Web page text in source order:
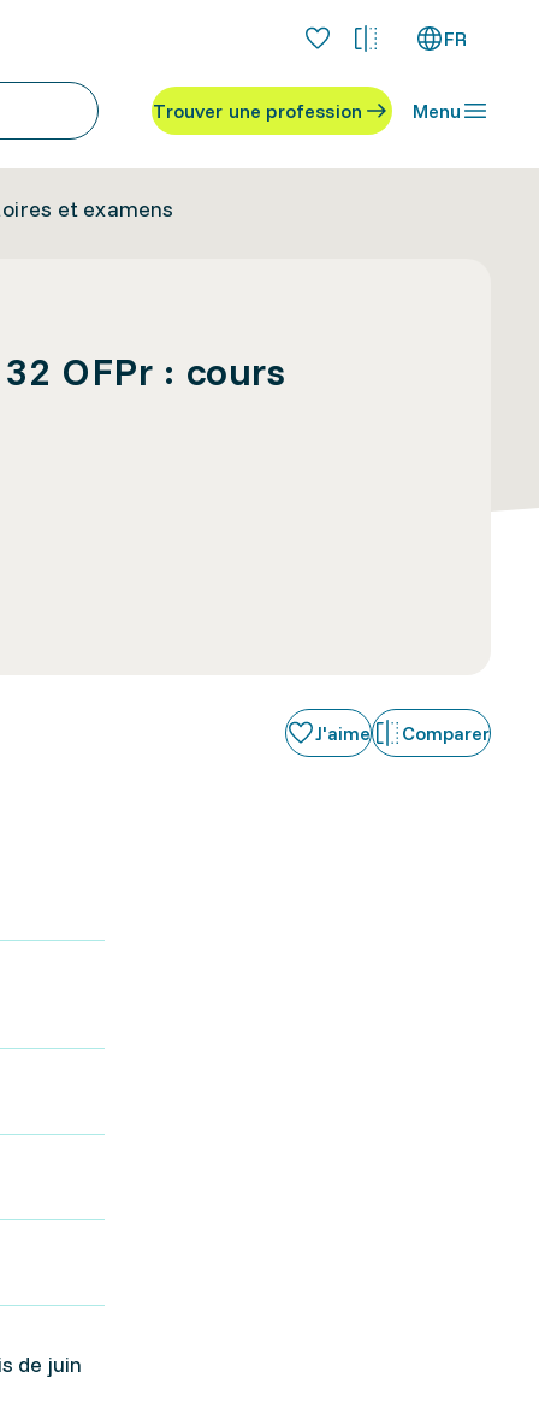
FR
Trouver une profession Menu
et examens
OFPr : cours
J'aime Comparer
de juin